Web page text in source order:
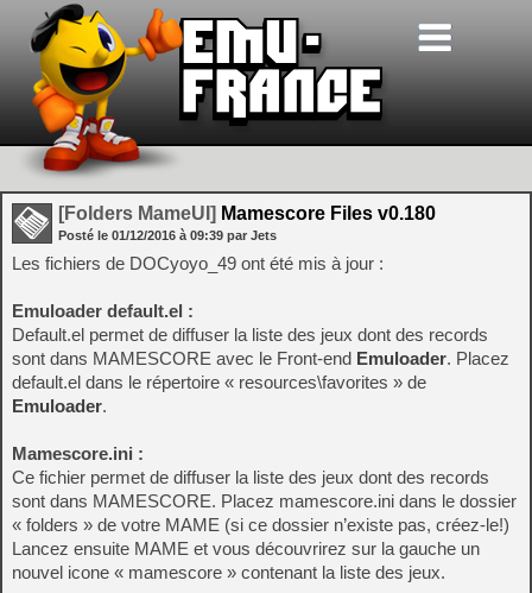
[Folders MameUI] Mamescore Files v0.180
Posté le 01/12/2016 à 09:39 par Jets
Les fichiers de DOCyoyo_49 ont été mis à jour :
Emuloader default.el :
Default.el permet de diffuser la liste des jeux dont des records
sont dans MAMESCORE avec le Front-end Emuloader. Placez
default.el dans le répertoire « resources\favorites » de
Emuloader.
Mamescore.ini :
Ce fichier permet de diffuser la liste des jeux dont des records
sont dans MAMESCORE. Placez mamescore.ini dans le dossier
« folders » de votre MAME (si ce dossier n’existe pas, créez-le!)
Lancez ensuite MAME et vous découvrirez sur la gauche un
nouvel icone « mamescore » contenant la liste des jeux.